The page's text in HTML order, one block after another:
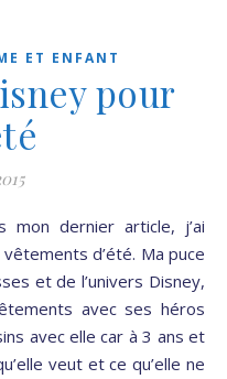
ET ENFANT
pour
d’été. Ma puce
et de l’univers Disney,
avec ses héros
avec elle car à 3 ans et
veut et ce qu’elle ne